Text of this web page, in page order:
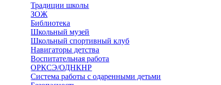
Традиции школы
ЗОЖ
Библиотека
Школьный музей
Школьный спортивный клуб
Навигаторы детства
Воспитательная работа
ОРКСЭ/ОДНКНР
Система работы с одаренными детьми